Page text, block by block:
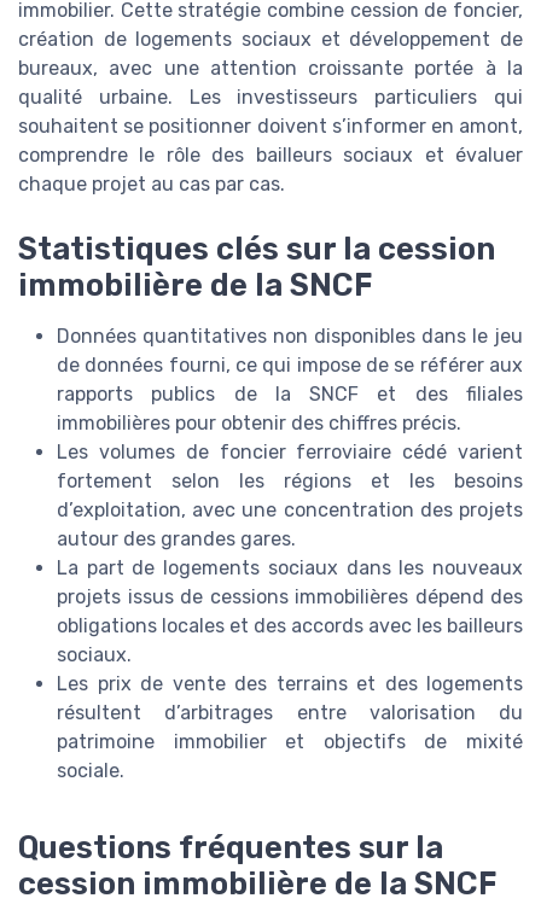
immobilier. Cette stratégie combine cession de foncier,
création de logements sociaux et développement de
bureaux, avec une attention croissante portée à la
qualité urbaine. Les investisseurs particuliers qui
souhaitent se positionner doivent s’informer en amont,
comprendre le rôle des bailleurs sociaux et évaluer
chaque projet au cas par cas.
Statistiques clés sur la cession
immobilière de la SNCF
Données quantitatives non disponibles dans le jeu
de données fourni, ce qui impose de se référer aux
rapports publics de la SNCF et des filiales
immobilières pour obtenir des chiffres précis.
Les volumes de foncier ferroviaire cédé varient
fortement selon les régions et les besoins
d’exploitation, avec une concentration des projets
autour des grandes gares.
La part de logements sociaux dans les nouveaux
projets issus de cessions immobilières dépend des
obligations locales et des accords avec les bailleurs
sociaux.
Les prix de vente des terrains et des logements
résultent d’arbitrages entre valorisation du
patrimoine immobilier et objectifs de mixité
sociale.
Questions fréquentes sur la
cession immobilière de la SNCF